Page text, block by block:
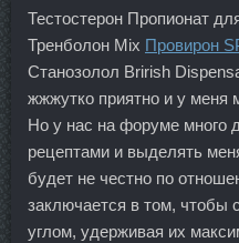
Тестостерон Пропионат
Тренболон Mix Провирон
Станозолол Brirish
жжжутко приятно и у меня
Но у нас на форуме много
рецептами и выделять
будет не честно по
заключается в том, чтобы
углом, удерживая их